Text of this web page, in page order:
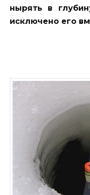
нырять в
исключено его